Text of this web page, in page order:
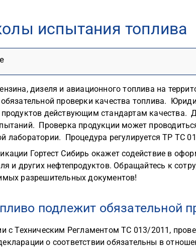
испытания топлива
дизеля и авиационного топлива на
проверки качества топлива.
продуктов действующим стандартам качества.
Проверка продукции может
лаборатории. Процедура регулируется ТР ТС
Гортест Сибирь окажет содействие в
и других нефтепродуктов. Обращайтесь к
разрешительных документов!
подлежит обязательной
с Техническим Регламентом ТС 013/2011,
о соответствии обязательны в